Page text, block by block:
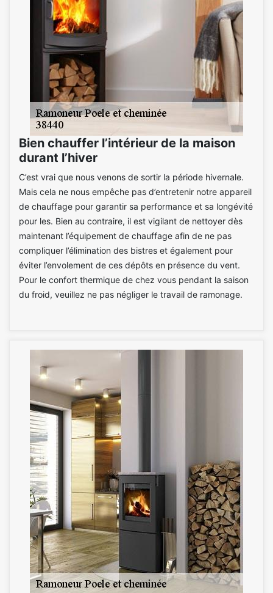
Bien chauffer l’intérieur de la maison
durant l’hiver
C’est vrai que nous venons de sortir la période hivernale.
Mais cela ne nous empêche pas d’entretenir notre appareil
de chauffage pour garantir sa performance et sa longévité
pour les. Bien au contraire, il est vigilant de nettoyer dès
maintenant l’équipement de chauffage afin de ne pas
compliquer l’élimination des bistres et également pour
éviter l’envolement de ces dépôts en présence du vent.
Pour le confort thermique de chez vous pendant la saison
du froid, veuillez ne pas négliger le travail de ramonage.